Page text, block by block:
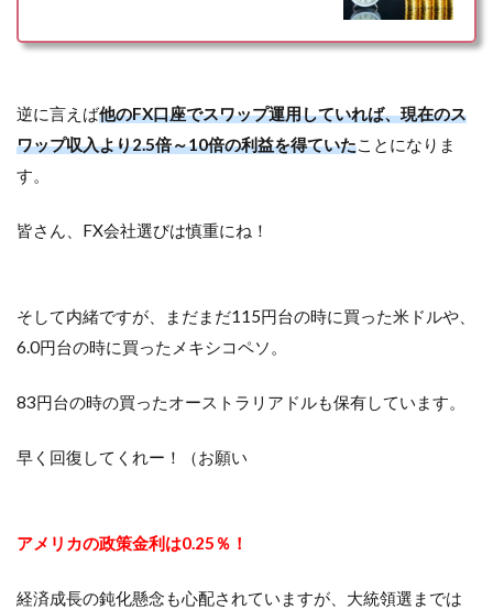
逆に言えば他のFX口座でスワップ運用していれば、現在のス
ワップ収入より2.5倍～10倍の利益を得ていたことになりま
す。
皆さん、FX会社選びは慎重にね！
そして内緒ですが、まだまだ115円台の時に買った米ドルや、
6.0円台の時に買ったメキシコペソ。
83円台の時の買ったオーストラリアドルも保有しています。
早く回復してくれー！（お願い
アメリカの政策金利は0.25％！
経済成長の鈍化懸念も心配されていますが、大統領選までは